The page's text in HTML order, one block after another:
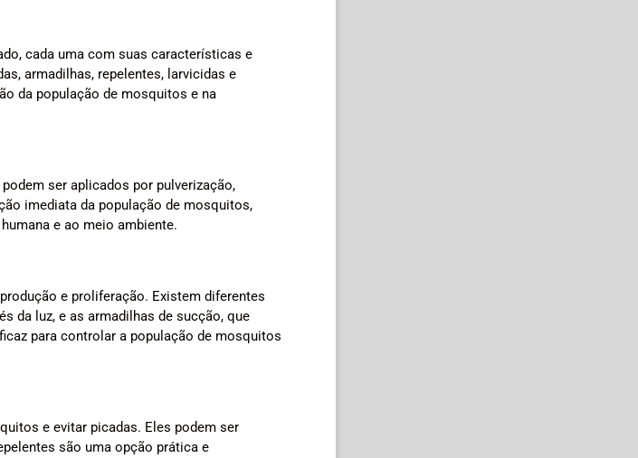
cada uma com suas características e
armadilhas, repelentes, larvicidas e
da população de mosquitos e na
ser aplicados por pulverização,
imediata da população de mosquitos,
e ao meio ambiente.
e proliferação. Existem diferentes
da luz, e as armadilhas de sucção, que
para controlar a população de mosquitos
e evitar picadas. Eles podem ser
são uma opção prática e